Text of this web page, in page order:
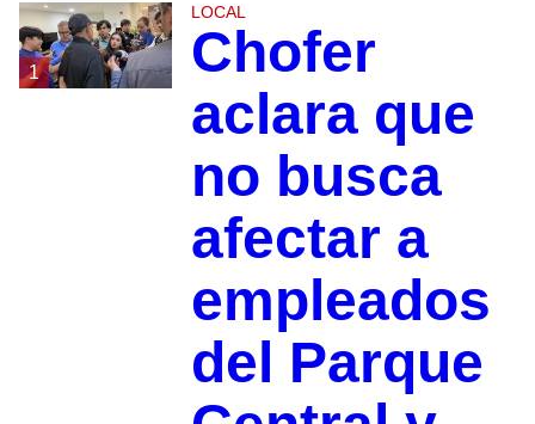
1
LOCAL
Chofer
aclara que
no busca
afectar a
empleados
del Parque